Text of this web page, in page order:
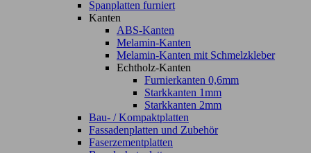
Spanplatten furniert
Kanten
ABS-Kanten
Melamin-Kanten
Melamin-Kanten mit Schmelzkleber
Echtholz-Kanten
Furnierkanten 0,6mm
Starkkanten 1mm
Starkkanten 2mm
Bau- / Kompaktplatten
Fassadenplatten und Zubehör
Faserzementplatten